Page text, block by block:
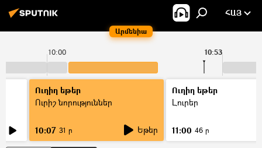
Արմենիա
ՀԱՅ
10:00 10:53
Ուղիղ եթեր
Ուրիշ նորություններ
10:07 31 ր Եթեր
Ուղիղ եթեր
Լուրեր
11:00 46 ր